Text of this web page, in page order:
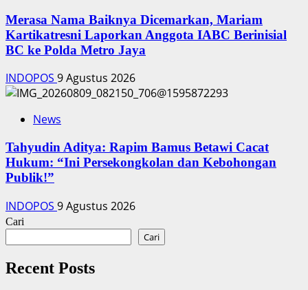
‎Merasa Nama Baiknya Dicemarkan, Mariam
Kartikatresni Laporkan Anggota IABC Berinisial
BC ke Polda Metro Jaya
INDOPOS 9 Agustus 2026
News
‎Tahyudin Aditya: Rapim Bamus Betawi Cacat
Hukum: “Ini Persekongkolan dan Kebohongan
Publik!”
INDOPOS 9 Agustus 2026
Cari
Cari
Recent Posts